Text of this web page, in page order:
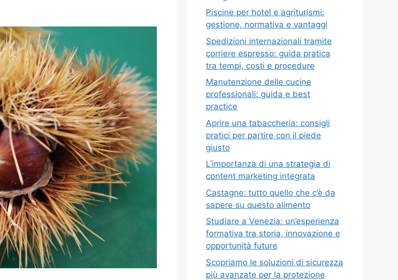
Piscine per hotel e agriturismi:
gestione, normativa e vantaggi
Spedizioni internazionali tramite
corriere espresso: guida pratica
tra tempi, costi e procedure
Manutenzione delle cucine
professionali: guida e best
practice
Aprire una tabaccheria: consigli
pratici per partire con il piede
giusto
L’importanza di una strategia di
content marketing integrata
Castagne: tutto quello che c’è da
sapere su questo alimento
Studiare a Venezia: un’esperienza
formativa tra storia, innovazione e
opportunità future
Scopriamo le soluzioni di sicurezza
più avanzate per la protezione